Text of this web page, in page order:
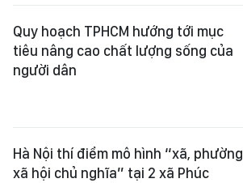
Quy hoạch TPHCM hướng tới mục
tiêu nâng cao chất lượng sống của
người dân
Hà Nội thí điểm mô hình “xã, phường
xã hội chủ nghĩa” tại 2 xã Phúc